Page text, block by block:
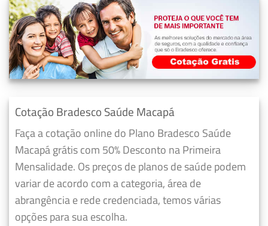
Cotação Bradesco Saúde Macapá
Faça a cotação online do Plano Bradesco Saúde
Macapá grátis com 50% Desconto na Primeira
Mensalidade. Os preços de planos de saúde podem
variar de acordo com a categoria, área de
abrangência e rede credenciada, temos várias
opções para sua escolha.